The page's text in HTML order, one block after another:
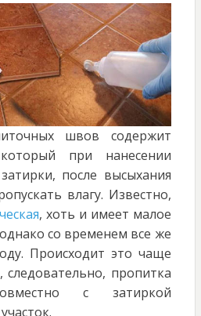
швов содержит
при нанесении
после высыхания
влагу. Известно,
, хоть и имеет малое
со временем все же
Происходит это чаще
следовательно, пропитка
с затиркой